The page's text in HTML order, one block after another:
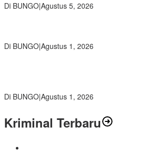
Di BUNGO|Agustus 5, 2026
Di BUNGO|Agustus 1, 2026
Di BUNGO|Agustus 1, 2026
Kriminal Terbaru